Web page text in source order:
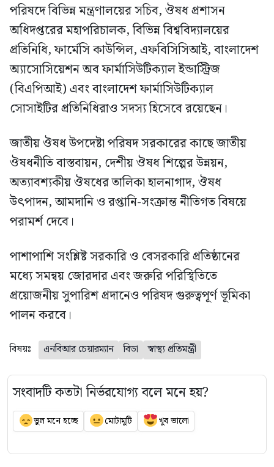
পরিষদে বিভিন্ন মন্ত্রণালয়ের সচিব, ঔষধ প্রশাসন
অধিদপ্তরের মহাপরিচালক, বিভিন্ন বিশ্ববিদ্যালয়ের
প্রতিনিধি, ফার্মেসি কাউন্সিল, এফবিসিসিআই, বাংলাদেশ
অ্যাসোসিয়েশন অব ফার্মাসিউটিক্যাল ইন্ডাস্ট্রিজ
(বিএপিআই) এবং বাংলাদেশ ফার্মাসিউটিক্যাল
সোসাইটির প্রতিনিধিরাও সদস্য হিসেবে রয়েছেন।
জাতীয় ঔষধ উপদেষ্টা পরিষদ সরকারের কাছে জাতীয়
ঔষধনীতি বাস্তবায়ন, দেশীয় ঔষধ শিল্পের উন্নয়ন,
অত্যাবশ্যকীয় ঔষধের তালিকা হালনাগাদ, ঔষধ
উৎপাদন, আমদানি ও রপ্তানি-সংক্রান্ত নীতিগত বিষয়ে
পরামর্শ দেবে।
পাশাপাশি সংশ্লিষ্ট সরকারি ও বেসরকারি প্রতিষ্ঠানের
মধ্যে সমন্বয় জোরদার এবং জরুরি পরিস্থিতিতে
প্রয়োজনীয় সুপারিশ প্রদানেও পরিষদ গুরুত্বপূর্ণ ভূমিকা
পালন করবে।
বিষয়ঃ এনবিআর চেয়ারম্যান বিডা স্বাস্থ্য প্রতিমন্ত্রী
সংবাদটি কতটা নির্ভরযোগ্য বলে মনে হয়?
ভুল মনে হচ্ছে মোটামুটি খুব ভালো